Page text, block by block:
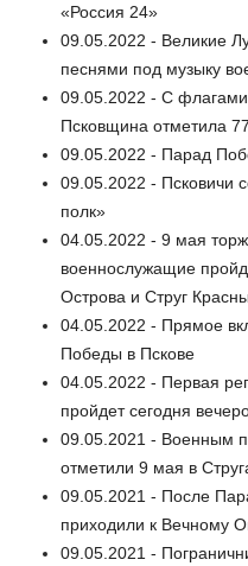
«Россия 24»
09.05.2022 - Великие
песнями под музыку
09.05.2022 - С
Псковщина отметила
09.05.2022 - Парад
09.05.2022 - Псковичи
полк»
04.05.2022 - 9 мая
военнослужащие
Острова и Струг
04.05.2022 - Прямое
Победы в Пскове
04.05.2022 - Первая
пройдет сегодня
09.05.2021 - Военным
отметили 9 мая в
09.05.2021 - После
приходили к Вечному
09.05.2021 -